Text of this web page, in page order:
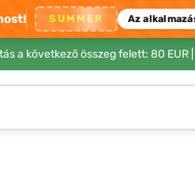
SUMMER Az
a következő összeg felett: 80 EUR